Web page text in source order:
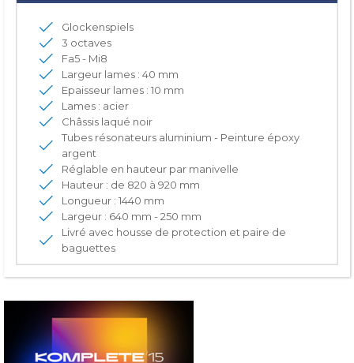
Glockenspiels
3 octaves
Fa5 - Mi8
Largeur lames : 40 mm
Epaisseur lames : 10 mm
Lames : acier
Châssis laqué noir
Tubes résonateurs aluminium - Peinture époxy
argent
Réglable en hauteur par manivelle
Hauteur : de 820 à 920 mm
Longueur : 1440 mm
Largeur : 640 mm - 250 mm
Livré avec housse de protection et paire de
baguettes